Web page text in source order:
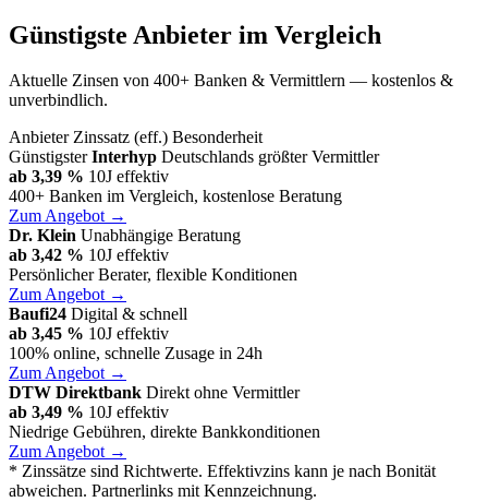
Günstigste Anbieter im Vergleich
Aktuelle Zinsen von 400+ Banken & Vermittlern — kostenlos &
unverbindlich.
Anbieter Zinssatz (eff.) Besonderheit
Günstigster Interhyp Deutschlands größter Vermittler
ab 3,39 % 10J effektiv
400+ Banken im Vergleich, kostenlose Beratung
Zum Angebot →
Dr. Klein Unabhängige Beratung
ab 3,42 % 10J effektiv
Persönlicher Berater, flexible Konditionen
Zum Angebot →
Baufi24 Digital & schnell
ab 3,45 % 10J effektiv
100% online, schnelle Zusage in 24h
Zum Angebot →
DTW Direktbank Direkt ohne Vermittler
ab 3,49 % 10J effektiv
Niedrige Gebühren, direkte Bankkonditionen
Zum Angebot →
* Zinssätze sind Richtwerte. Effektivzins kann je nach Bonität
abweichen. Partnerlinks mit Kennzeichnung.